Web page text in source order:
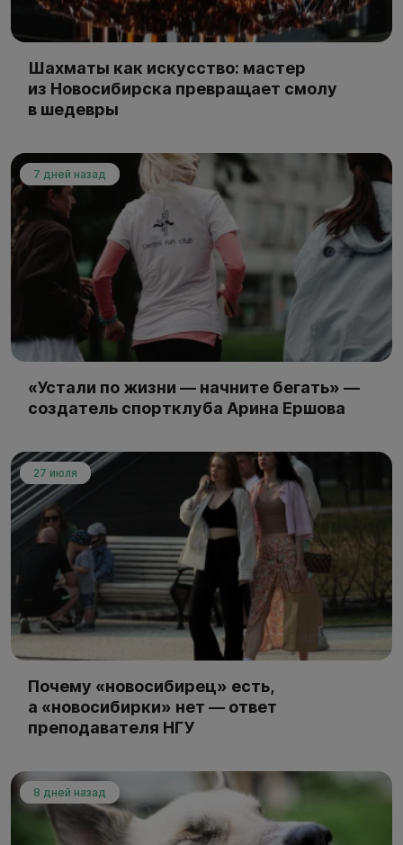
Шахматы как искусство: мастер
из Новосибирска превращает смолу
в шедевры
7 дней назад
«Устали по жизни — начните бегать» —
создатель спортклуба Арина Ершова
27 июля
Почему «новосибирец» есть,
а «новосибирки» нет — ответ
преподавателя НГУ
8 дней назад